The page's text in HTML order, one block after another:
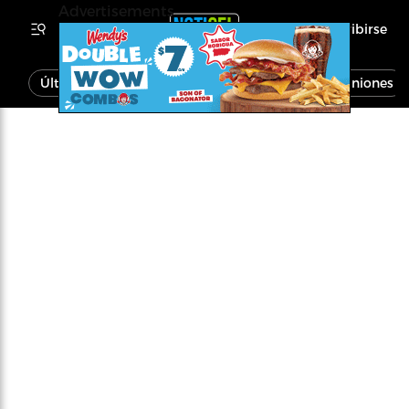
Inscribirse
Última Hora Noticias Economía Opiniones
Advertisements